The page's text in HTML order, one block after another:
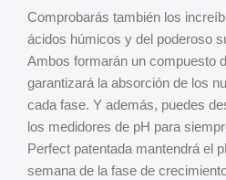
Comprobarás también los
ácidos húmicos y del poderoso
Ambos formarán un compuesto
garantizará la absorción de los
cada fase. Y además, puedes
los medidores de pH para
Perfect patentada mantendrá el
semana de la fase de